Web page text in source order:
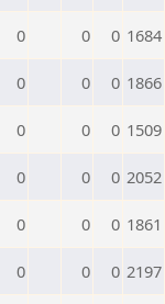
0 0 0 1684
0 0 0 1866
0 0 0 1509
0 0 0 2052
0 0 0 1861
0 0 0 2197